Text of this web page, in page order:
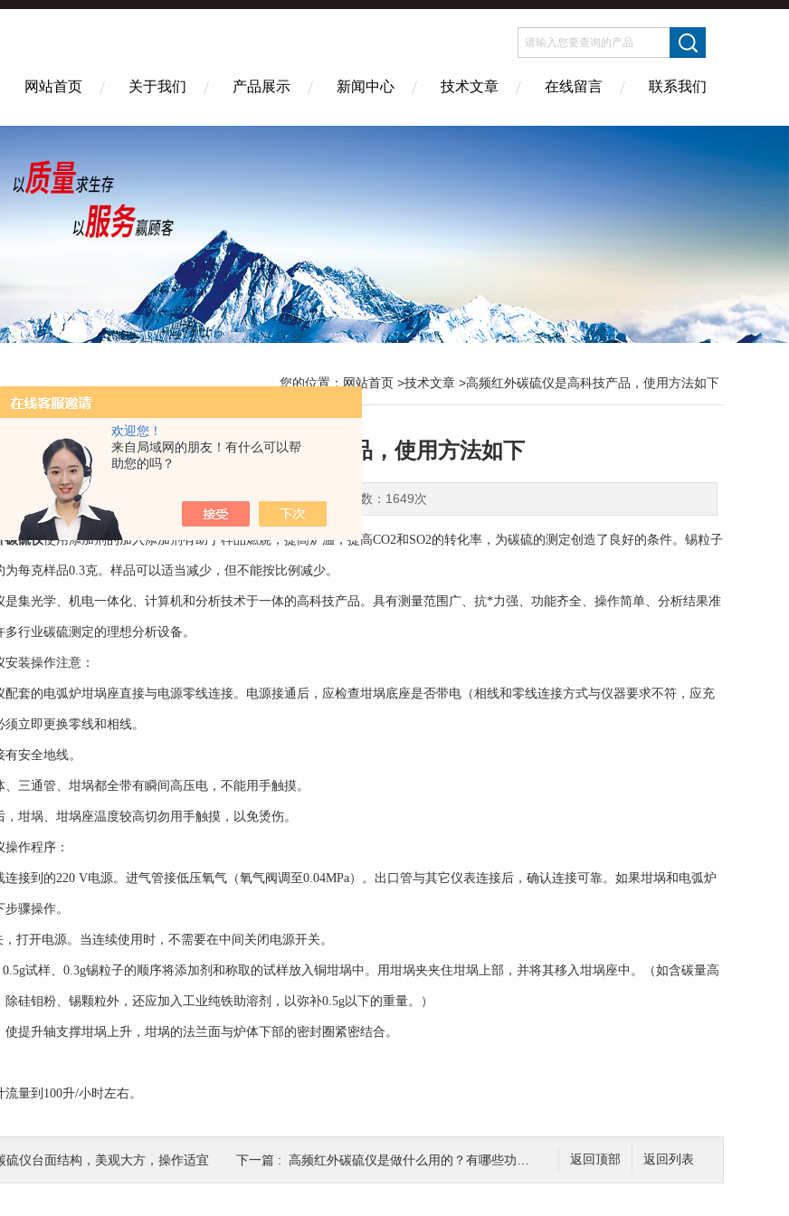
欢迎您！
来自局域网的朋友！有什么可以帮
助您的吗？
网站首页 关于我们 产品展示 新闻中心 技术文章 在线留言 联系我们
您的位置： 网站首页 >技术文章 >高频红外碳硫仪是高科技产品，使用方法如下
高频红外碳硫仪是高科技产品，使用方法如下
更新时间：2022-01-27 点击次数：1649次
碳硫仪使用添加剂的加入添加剂有助于样品燃烧，提高炉温，提高CO2和SO2的转化率，为碳硫的测定创造了良好的条件。锡粒子
每克样品0.3克。样品可以适当减少，但不能按比例减少。
光学、机电一体化、计算机和分析技术于一体的高科技产品。具有测量范围广、抗*力强、功能齐全、操作简单、分析结果准
行业碳硫测定的理想分析设备。
装操作注意：
的电弧炉坩埚座直接与电源零线连接。电源接通后，应检查坩埚底座是否带电（相线和零线连接方式与仪器要求不符，应充
立即更换零线和相线。
安全地线。
通管、坩埚都全带有瞬间高压电，不能用手触摸。
埚、坩埚座温度较高切勿用手触摸，以免烫伤。
作程序：
到的220 V电源。进气管接低压氧气（氧气阀调至0.04MPa）。出口管与其它仪表连接后，确认连接可靠。如果坩埚和电弧炉
骤操作。
开电源。当连续使用时，不需要在中间关闭电源开关。
试样、0.3g锡粒子的顺序将添加剂和称取的试样放入铜坩埚中。用坩埚夹夹住坩埚上部，并将其移入坩埚座中。（如含碳量高
硅钼粉、锡颗粒外，还应加入工业纯铁助溶剂，以弥补0.5g以下的重量。）
升轴支撑坩埚上升，坩埚的法兰面与炉体下部的密封圈紧密结合。
到100升/小时左右。
返回列表
返回顶部
硫仪台面结构，美观大方，操作适宜 下一篇 : 高频红外碳硫仪是做什么用的？有哪些功能特点